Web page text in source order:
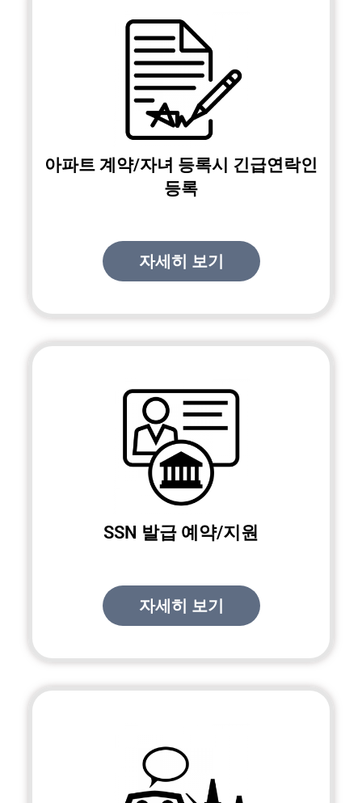
아파트 계약/자녀 등록시 긴급연락인
등록
자세히 보기
SSN 발급 예약/지원
자세히 보기